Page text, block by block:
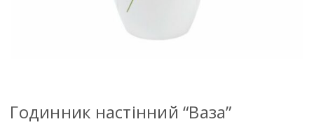
Годинник настінний “Ваза”